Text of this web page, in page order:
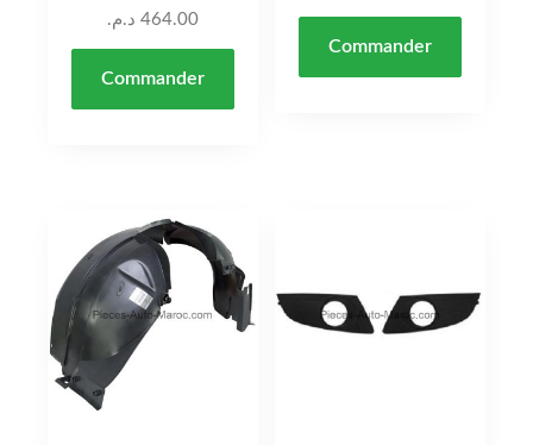
464.00 د.م.
Commander
Commander